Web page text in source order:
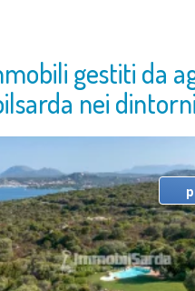
gestiti da
nei dintorni